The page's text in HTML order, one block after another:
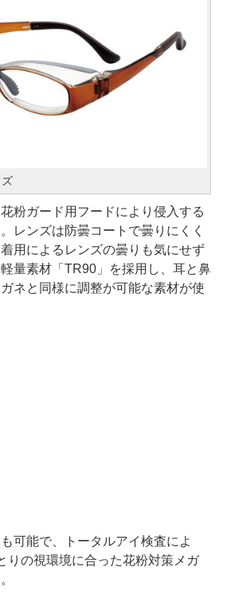
粉ガード用フードにより侵入する
レンズは防曇コートで曇りにくく
用によるレンズの曇りも気にせず
量素材「TR90」を採用し、耳と鼻
ネと同様に調整が可能な素材が使
可能で、トータルアイ検査によ
りの視環境に合った花粉対策メガ